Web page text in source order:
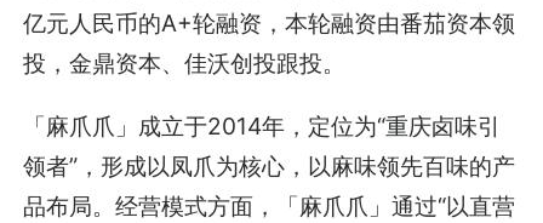
亿元人民币的A+轮融资，本轮融资由番茄资本领
投，金鼎资本、佳沃创投跟投。
「麻爪爪」成立于2014年，定位为“重庆卤味引
领者”，形成以凤爪为核心，以麻味领先百味的产
品布局。经营模式方面，「麻爪爪」通过“以直营